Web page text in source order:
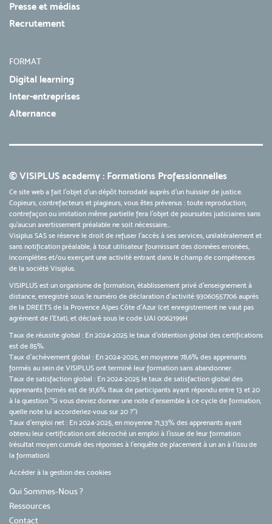
Presse et médias
Recrutement
FORMAT
Digital learning
Inter-entreprises
Alternance
© VISIPLUS academy : Formations Professionnelles
Ce site web a fait l'objet d'un dépôt horodaté auprès d'un huissier de justice.
Copieurs, contrefacteurs et plagieurs, vous êtes prévenus : toute reproduction,
contrefaçon ou imitation même partielle fera l'objet de poursuites judiciaires sans
qu’aucun avertissement préalable ne soit nécessaire...
Visiplus SAS se réserve le droit de refuser l'accès à ses services, unilatéralement et
sans notification préalable, à tout utilisateur fournissant des données erronées,
incomplètes et/ou exerçant une activité entrant dans le champ de compétences
de la société Visiplus.
VISIPLUS est un organisme de formation, établissement privé d’enseignement à
distance, enregistré sous le numéro de déclaration d’activité 93060557706 auprès
de la DREETS de la Provence Alpes Côte d’Azur (cet enregistrement ne vaut pas
agrément de l’Etat), et déclaré sous le code UAI 0062199H
Taux de réussite global : En 2024-2025 le taux d'obtention global des certifications
est de 85%.
Taux d’achèvement global : En 2024-2025, en moyenne 78,6% des apprenants
formés au sein de VISIPLUS ont terminé leur formation sans abandonner.
Taux de satisfaction global : En 2024-2025 le taux de satisfaction global des
apprenants formés est de 91,6% (taux de participants ayant répondu entre 13 et 20
à la question "Si vous deviez donner une note d’ensemble à ce cycle de formation,
quelle note lui accorderiez-vous sur 20 ?")
Taux d’emploi net : En 2024-2025, en moyenne 71,33% des apprenants ayant
obtenu leur certification ont décroché un emploi à l'issue de leur formation
(résultat moyen cumulé des réponses à l'enquête de placement à un an à l'issu de
la formation).
Accéder à la gestion des cookies
Qui Sommes-Nous ?
Ressources
Contact